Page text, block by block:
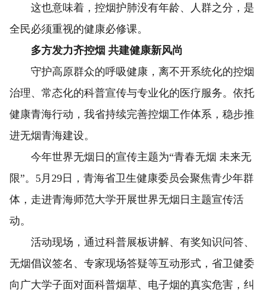
这也意味着，控烟护肺没有年龄、人群之分，是
全民必须重视的健康必修课。
多方发力齐控烟 共建健康新风尚
守护高原群众的呼吸健康，离不开系统化的控烟
治理、常态化的科普宣传与专业化的医疗服务。依托
健康青海行动，我省持续完善控烟工作体系，稳步推
进无烟青海建设。
今年世界无烟日的宣传主题为“青春无烟 未来无
限”。5月29日，青海省卫生健康委员会聚焦青少年群
体，走进青海师范大学开展世界无烟日主题宣传活
动。
活动现场，通过科普展板讲解、有奖知识问答、
无烟倡议签名、专家现场答疑等互动形式，省卫健委
向广大学子面对面科普烟草、电子烟的真实危害，纠